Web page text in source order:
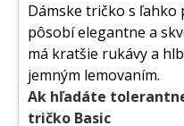
Dámske tričko s
pôsobí elegantne a
má kratšie rukávy a
jemným lemovaním.
Ak hľadáte
tričko Basic